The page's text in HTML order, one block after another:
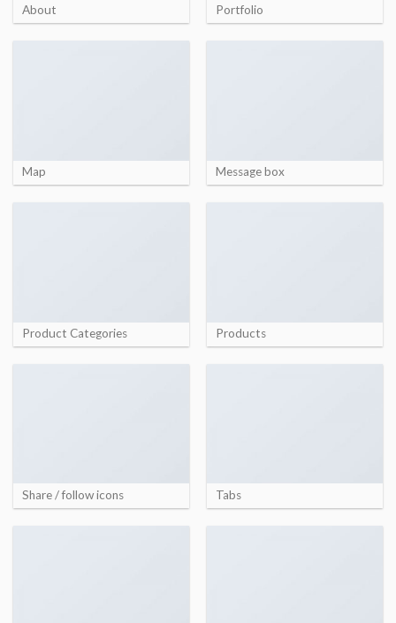
About Portfolio
Map Message box
Product Categories Products
Share / follow icons Tabs